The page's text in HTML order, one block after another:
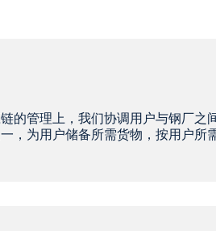
的管理上，我们协调用户与钢厂之
，为用户储备所需货物，按用户所